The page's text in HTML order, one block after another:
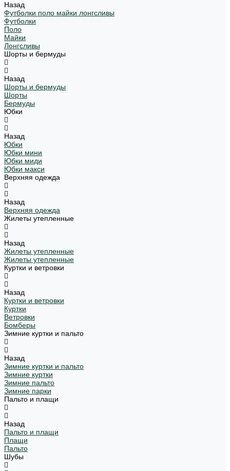
Назад
Футболки поло майки лонгсливы
Футболки
Поло
Майки
Лонгсливы
Шорты и бермуды
Назад
Шорты и бермуды
Шорты
Бермуды
Юбки
Назад
Юбки
Юбки мини
Юбки миди
Юбки макси
Верхняя одежда
Назад
Верхняя одежда
Жилеты утепленные
Назад
Жилеты утепленные
Жилеты утепленные
Куртки и ветровки
Назад
Куртки и ветровки
Куртки
Ветровки
Бомберы
Зимние куртки и пальто
Назад
Зимние куртки и пальто
Зимние куртки
Зимние пальто
Зимние парки
Пальто и плащи
Назад
Пальто и плащи
Плащи
Пальто
Шубы